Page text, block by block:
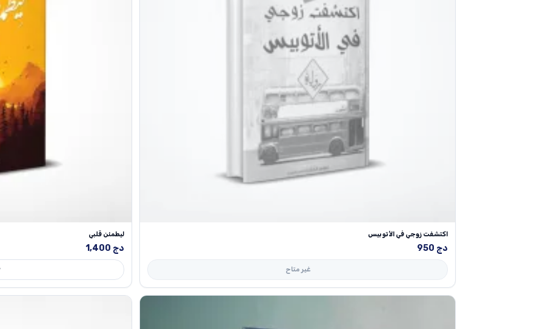
اكتشفت زوجي في الأتوبيس
950 دج
غير متاح
ليطمئن قلبي
1,400 دج